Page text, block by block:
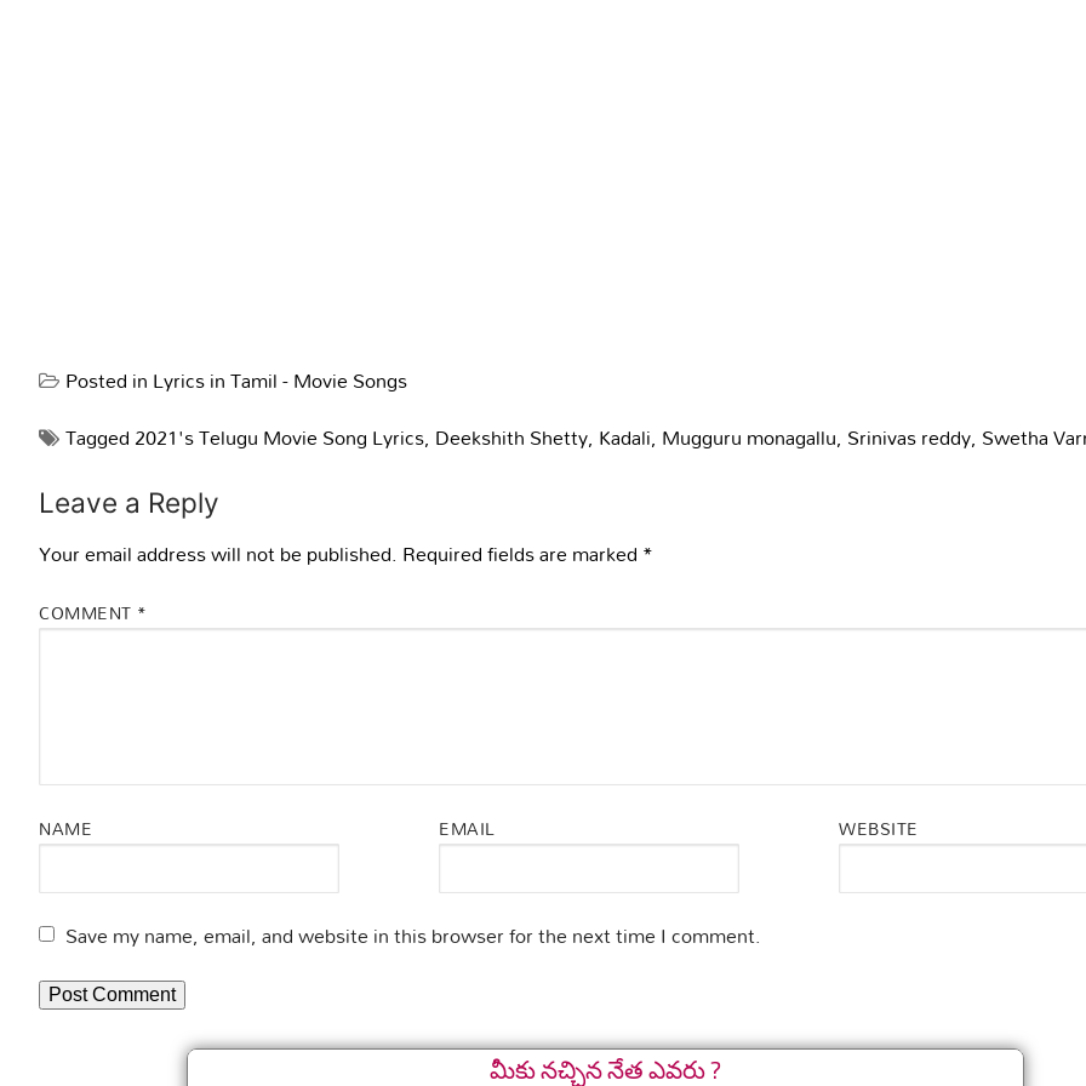
Posted inLyrics in Tamil - Movie Songs
Tagged2021's Telugu Movie Song Lyrics, Deekshith Shetty, Kadali, Mugguru monagallu, Srinivas reddy, Swetha
Leave a Reply
Your email address will not be published. Required fields are marked*
COMMENT *
NAME EMAIL WEBSITE
Save my name, email, and website in this browser for the next time I comment.
మీకు నచ్చిన నేత ఎవరు ?